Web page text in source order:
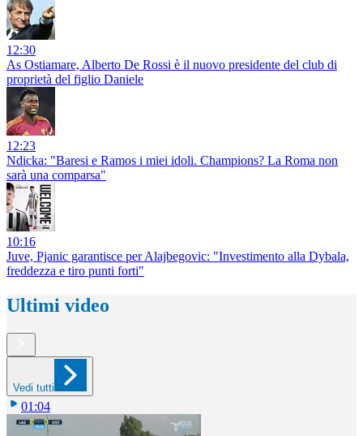
12:30
As Ostiamare, Alberto De Rossi è il nuovo presidente del club di
proprietà del figlio Daniele
12:23
Ndicka: "Baresi e Ramos i miei idoli. Champions? La Roma non
sarà una comparsa"
10:16
Juve, Pjanic garantisce per Alajbegovic: "Investimento alla Dybala,
freddezza e tiro punti forti"
Ultimi video
Vedi tutti
01:04